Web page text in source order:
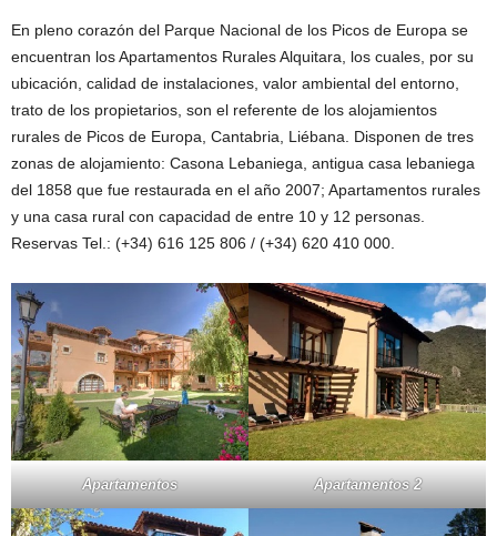
En pleno corazón del Parque Nacional de los Picos de Europa se
encuentran los Apartamentos Rurales Alquitara, los cuales, por su
ubicación, calidad de instalaciones, valor ambiental del entorno,
trato de los propietarios, son el referente de los alojamientos
rurales de Picos de Europa, Cantabria, Liébana. Disponen de tres
zonas de alojamiento: Casona Lebaniega, antigua casa lebaniega
del 1858 que fue restaurada en el año 2007; Apartamentos rurales
y una casa rural con capacidad de entre 10 y 12 personas.
Reservas Tel.: (+34) 616 125 806 / (+34) 620 410 000.
Apartamentos Apartamentos 2